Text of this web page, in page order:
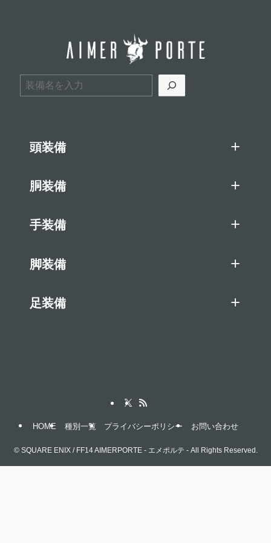
検索
頭装備
胴装備
手装備
脚装備
足装備
HOME 種別一覧 プライバシーポリシー お問い合わせ
©SQUARE ENIX / FF14 AIMERPORTE - エメポルテ - All Rights Reserved.